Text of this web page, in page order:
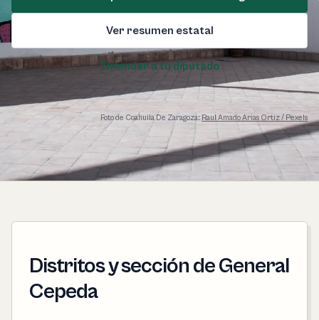
Ver resumen estatal
Entender a tu diputado
Foto de Coahuila De Zaragoza: Raul Amado Arias Ortiz / Pexels
Distritos y sección de General
Cepeda